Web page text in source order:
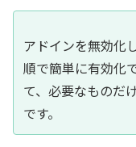
アドインを無効化
順で簡単に有効化
て、必要なものだ
です。